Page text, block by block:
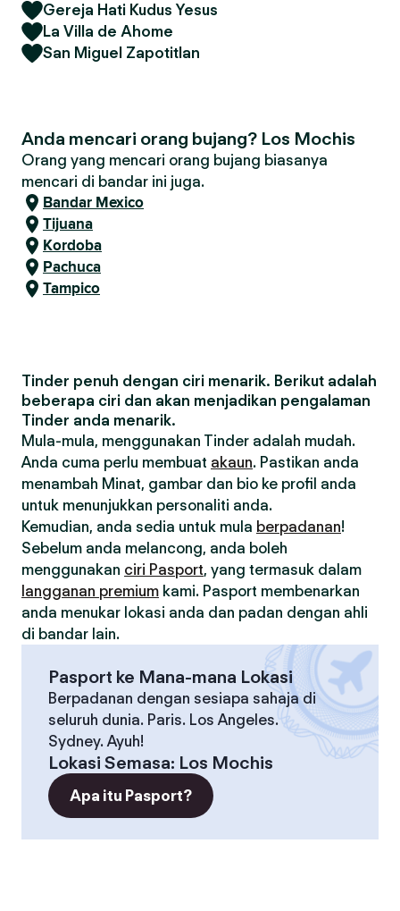
Gereja Hati Kudus Yesus
La Villa de Ahome
San Miguel Zapotitlan
Anda mencari orang bujang? Los Mochis
Orang yang mencari orang bujang biasanya
mencari di bandar ini juga.
Bandar Mexico
Tijuana
Kordoba
Pachuca
Tampico
Tinder penuh dengan ciri menarik. Berikut adalah
beberapa ciri dan akan menjadikan pengalaman
Tinder anda menarik.
Mula-mula, menggunakan Tinder adalah mudah.
Anda cuma perlu membuat akaun. Pastikan anda
menambah Minat, gambar dan bio ke profil anda
untuk menunjukkan personaliti anda.
Kemudian, anda sedia untuk mula berpadanan!
Sebelum anda melancong, anda boleh
menggunakan ciri Pasport, yang termasuk dalam
langganan premium kami. Pasport membenarkan
anda menukar lokasi anda dan padan dengan ahli
di bandar lain.
Pasport ke Mana-mana Lokasi
Berpadanan dengan sesiapa sahaja di
seluruh dunia. Paris. Los Angeles.
Sydney. Ayuh!
Lokasi Semasa: Los Mochis
Apa itu Pasport?